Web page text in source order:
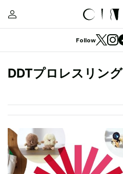
Follow
DDTプロレスリング